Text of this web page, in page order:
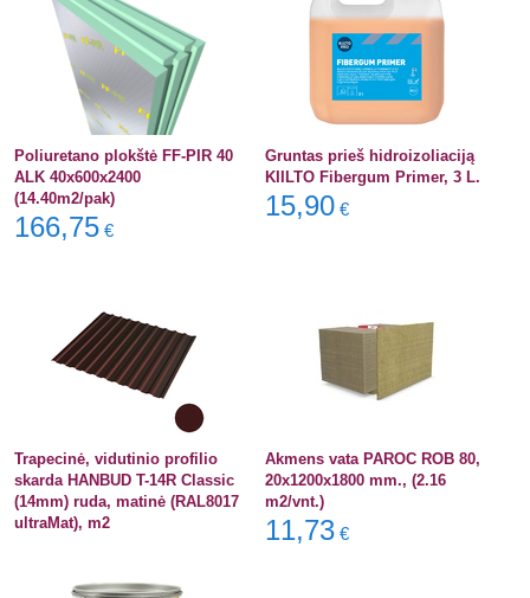
Poliuretano plokštė FF-PIR 40
ALK 40x600x2400
(14.40m2/pak)
166,75 €
Gruntas prieš hidroizoliaciją
KIILTO Fibergum Primer, 3 L.
15,90 €
Trapecinė, vidutinio profilio
skarda HANBUD T-14R Classic
(14mm) ruda, matinė (RAL8017
ultraMat), m2
Akmens vata PAROC ROB 80,
20x1200x1800 mm., (2.16
m2/vnt.)
11,73 €